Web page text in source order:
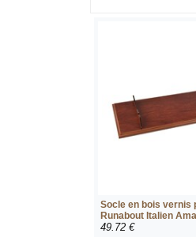
Socle en bois vernis
Runabout Italien
49.72 €